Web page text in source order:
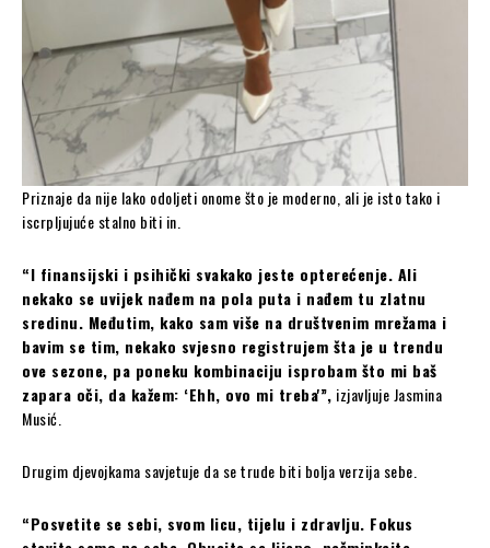
Priznaje da nije lako odoljeti onome što je moderno, ali je isto tako i
iscrpljujuće stalno biti in.
“I finansijski i psihički svakako jeste opterećenje. Ali
nekako se uvijek nađem na pola puta i nađem tu zlatnu
sredinu. Međutim, kako sam više na društvenim mrežama i
bavim se tim, nekako svjesno registrujem šta je u trendu
ove sezone, pa poneku kombinaciju isprobam što mi baš
zapara oči, da kažem: ‘Ehh, ovo mi treba'”, izjavljuje Jasmina
Musić.
Drugim djevojkama savjetuje da se trude biti bolja verzija sebe.
“Posvetite se sebi, svom licu, tijelu i zdravlju. Fokus